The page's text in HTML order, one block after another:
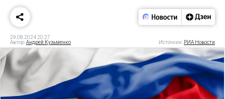
29.08.2024 20:27
Автор:Андрей Кузьменко Источник: РИА Новости